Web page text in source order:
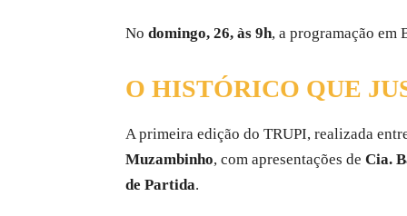
No domingo, 26, às 9h, a programação em
O HISTÓRICO QUE
A primeira edição do TRUPI, realizada
Muzambinho, com apresentações de Cia.
de Partida.